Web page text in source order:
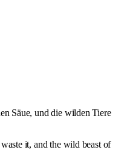
Säue, und die wilden Tiere
it, and the wild beast of